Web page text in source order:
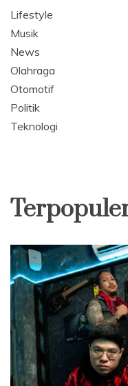
Lifestyle
Musik
News
Olahraga
Otomotif
Politik
Teknologi